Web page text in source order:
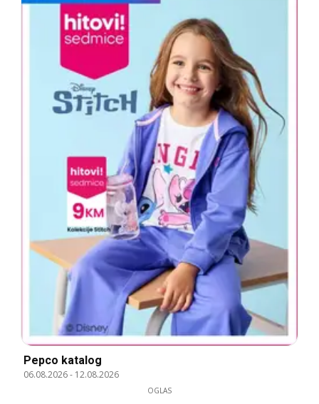
Pepco katalog
06.08.2026- 12.08.2026
OGLAS